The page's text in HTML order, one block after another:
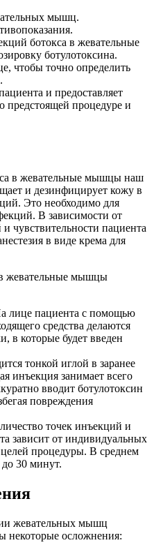
мышц.
ботокса в жевательные
ботулотоксина.
чтобы точно определить
и предоставляет
процедуре и
в жевательные мышцы наш
и дезинфицирует кожу в
Это необходимо для
В зависимости от
чувствительности пациента
в виде крема для
жевательные мышцы
лице пациента с помощью
средства делаются
в которые будет введен
тонкой иглой в заранее
инъекция занимает всего
вводит ботулотоксин
повреждения
точек инъекций и
зависит от индивидуальных
процедуры. В среднем
до 30 минут.
жевательных мышц
некоторые осложнения: